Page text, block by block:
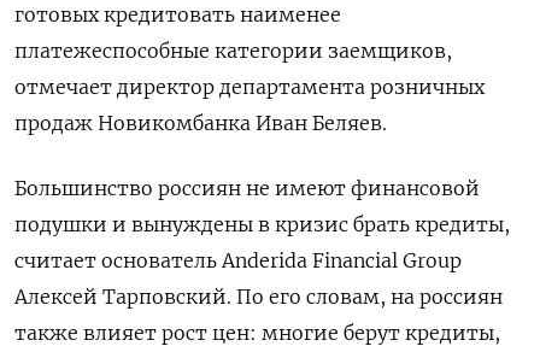
готовых кредитовать наименее
платежеспособные категории заемщиков,
отмечает директор департамента розничных
продаж Новикомбанка Иван Беляев.
Большинство россиян не имеют финансовой
подушки и вынуждены в кризис брать кредиты,
считает основатель Anderida Financial Group
Алексей Тарповский. По его словам, на россиян
также влияет рост цен: многие берут кредиты,